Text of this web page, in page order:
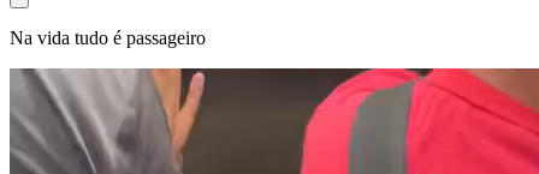
Na vida tudo é passageiro